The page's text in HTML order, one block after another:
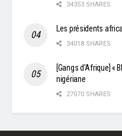
34353 SHARES
Les présidents
34018 SHARES
[Gangs d’Afrique] «
nigériane
27070 SHARES